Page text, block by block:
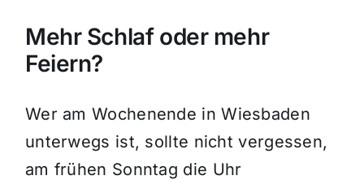
Mehr Schlaf oder mehr
Feiern?
Wer am Wochenende in Wiesbaden
unterwegs ist, sollte nicht vergessen,
am frühen Sonntag die Uhr